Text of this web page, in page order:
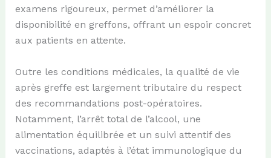
examens rigoureux, permet d’améliorer la
disponibilité en greffons, offrant un espoir concret
aux patients en attente.
Outre les conditions médicales, la qualité de vie
après greffe est largement tributaire du respect
des recommandations post-opératoires.
Notamment, l’arrêt total de l’alcool, une
alimentation équilibrée et un suivi attentif des
vaccinations, adaptés à l’état immunologique du